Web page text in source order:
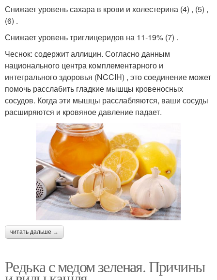
Снижает уровень сахара в крови и холестерина (4) , (5) ,
(6) .
Снижает уровень триглицеридов на 11-19% (7) .
Чеснок: содержит аллицин. Согласно данным
национального центра комплементарного и
интегрального здоровья (NCCIH) , это соединение может
помочь расслабить гладкие мышцы кровеносных
сосудов. Когда эти мышцы расслабляются, ваши сосуды
расширяются и кровяное давление падает.
читать дальше →
Редька с медом зеленая. Причины